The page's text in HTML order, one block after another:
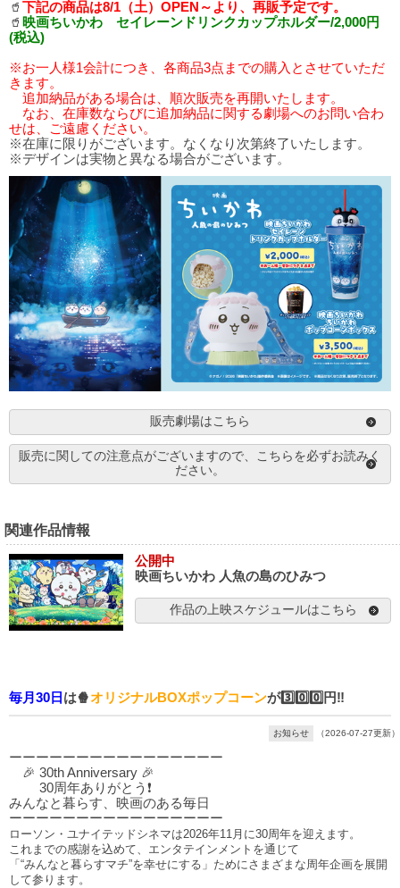
🥤 下記の商品は8/1（土）OPEN～より、再販予定です。
🥤 映画ちいかわ セイレーンドリンクカップホルダー/2,000円
(税込)
※お一人様1会計につき、各商品3点までの購入とさせていただ
きます。
追加納品がある場合は、順次販売を再開いたします。
なお、在庫数ならびに追加納品に関する劇場へのお問い合わ
せは、ご遠慮ください。
※在庫に限りがございます。なくなり次第終了いたします。
※デザインは実物と異なる場合がございます。
販売劇場はこちら
販売に関しての注意点がございますので、こちらを必ずお読みく
ださい。
関連作品情報
公開中
映画ちいかわ 人魚の島のひみつ
作品の上映スケジュールはこちら
毎月30日 は🍿オリジナルBOXポップコーンが3️⃣0️⃣0️⃣円‼️
お知らせ （2026-07-27更新）
ーーーーーーーーーーーーーーーー
🎉 30th Anniversary 🎉
30周年ありがとう❗
みんなと暮らす、映画のある毎日
ーーーーーーーーーーーーーーーー
ローソン・ユナイテッドシネマは2026年11月に30周年を迎えます。
これまでの感謝を込めて、エンタテインメントを通じて
「“みんなと暮らすマチ”を幸せにする」ためにさまざまな周年企画を展開
して参ります。